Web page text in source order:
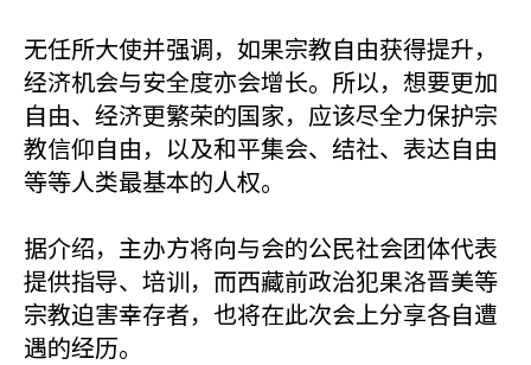
无任所大使并强调，如果宗教自由获得提升，
经济机会与安全度亦会增长。所以，想要更加
自由、经济更繁荣的国家，应该尽全力保护宗
教信仰自由，以及和平集会、结社、表达自由
等等人类最基本的人权。
据介绍，主办方将向与会的公民社会团体代表
提供指导、培训，而西藏前政治犯果洛晋美等
宗教迫害幸存者，也将在此次会上分享各自遭
遇的经历。